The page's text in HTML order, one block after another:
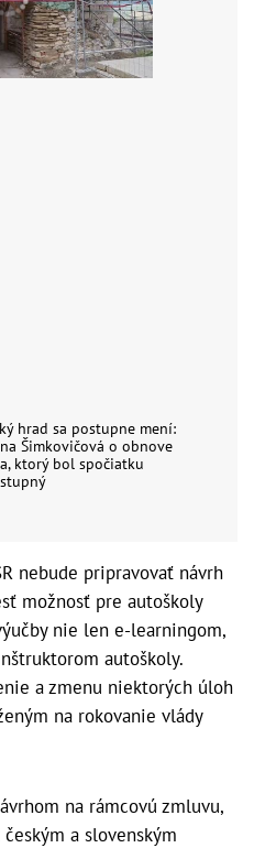
hrad sa postupne mení:
Šimkovičová o obnove
ktorý bol spočiatku
nebude pripravovať návrh
možnosť pre autoškoly
nie len e-learningom,
autoškoly.
a zmenu niektorých úloh
na rokovanie vlády
na rámcovú zmluvu,
a slovenským